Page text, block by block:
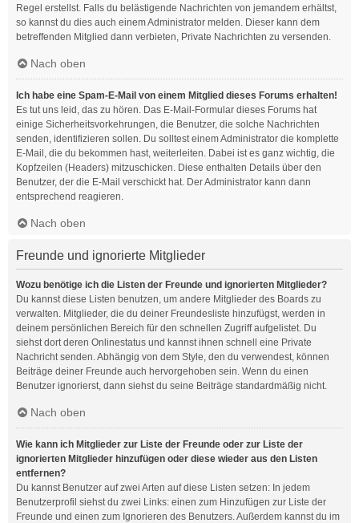
Regel erstellst. Falls du belästigende Nachrichten von jemandem erhältst,
so kannst du dies auch einem Administrator melden. Dieser kann dem
betreffenden Mitglied dann verbieten, Private Nachrichten zu versenden.
Nach oben
Ich habe eine Spam-E-Mail von einem Mitglied dieses Forums erhalten!
Es tut uns leid, das zu hören. Das E-Mail-Formular dieses Forums hat
einige Sicherheitsvorkehrungen, die Benutzer, die solche Nachrichten
senden, identifizieren sollen. Du solltest einem Administrator die komplette
E-Mail, die du bekommen hast, weiterleiten. Dabei ist es ganz wichtig, die
Kopfzeilen (Headers) mitzuschicken. Diese enthalten Details über den
Benutzer, der die E-Mail verschickt hat. Der Administrator kann dann
entsprechend reagieren.
Nach oben
Freunde und ignorierte Mitglieder
Wozu benötige ich die Listen der Freunde und ignorierten Mitglieder?
Du kannst diese Listen benutzen, um andere Mitglieder des Boards zu
verwalten. Mitglieder, die du deiner Freundesliste hinzufügst, werden in
deinem persönlichen Bereich für den schnellen Zugriff aufgelistet. Du
siehst dort deren Onlinestatus und kannst ihnen schnell eine Private
Nachricht senden. Abhängig von dem Style, den du verwendest, können
Beiträge deiner Freunde auch hervorgehoben sein. Wenn du einen
Benutzer ignorierst, dann siehst du seine Beiträge standardmäßig nicht.
Nach oben
Wie kann ich Mitglieder zur Liste der Freunde oder zur Liste der
ignorierten Mitglieder hinzufügen oder diese wieder aus den Listen
entfernen?
Du kannst Benutzer auf zwei Arten auf diese Listen setzen: In jedem
Benutzerprofil siehst du zwei Links: einen zum Hinzufügen zur Liste der
Freunde und einen zum Ignorieren des Benutzers. Außerdem kannst du im